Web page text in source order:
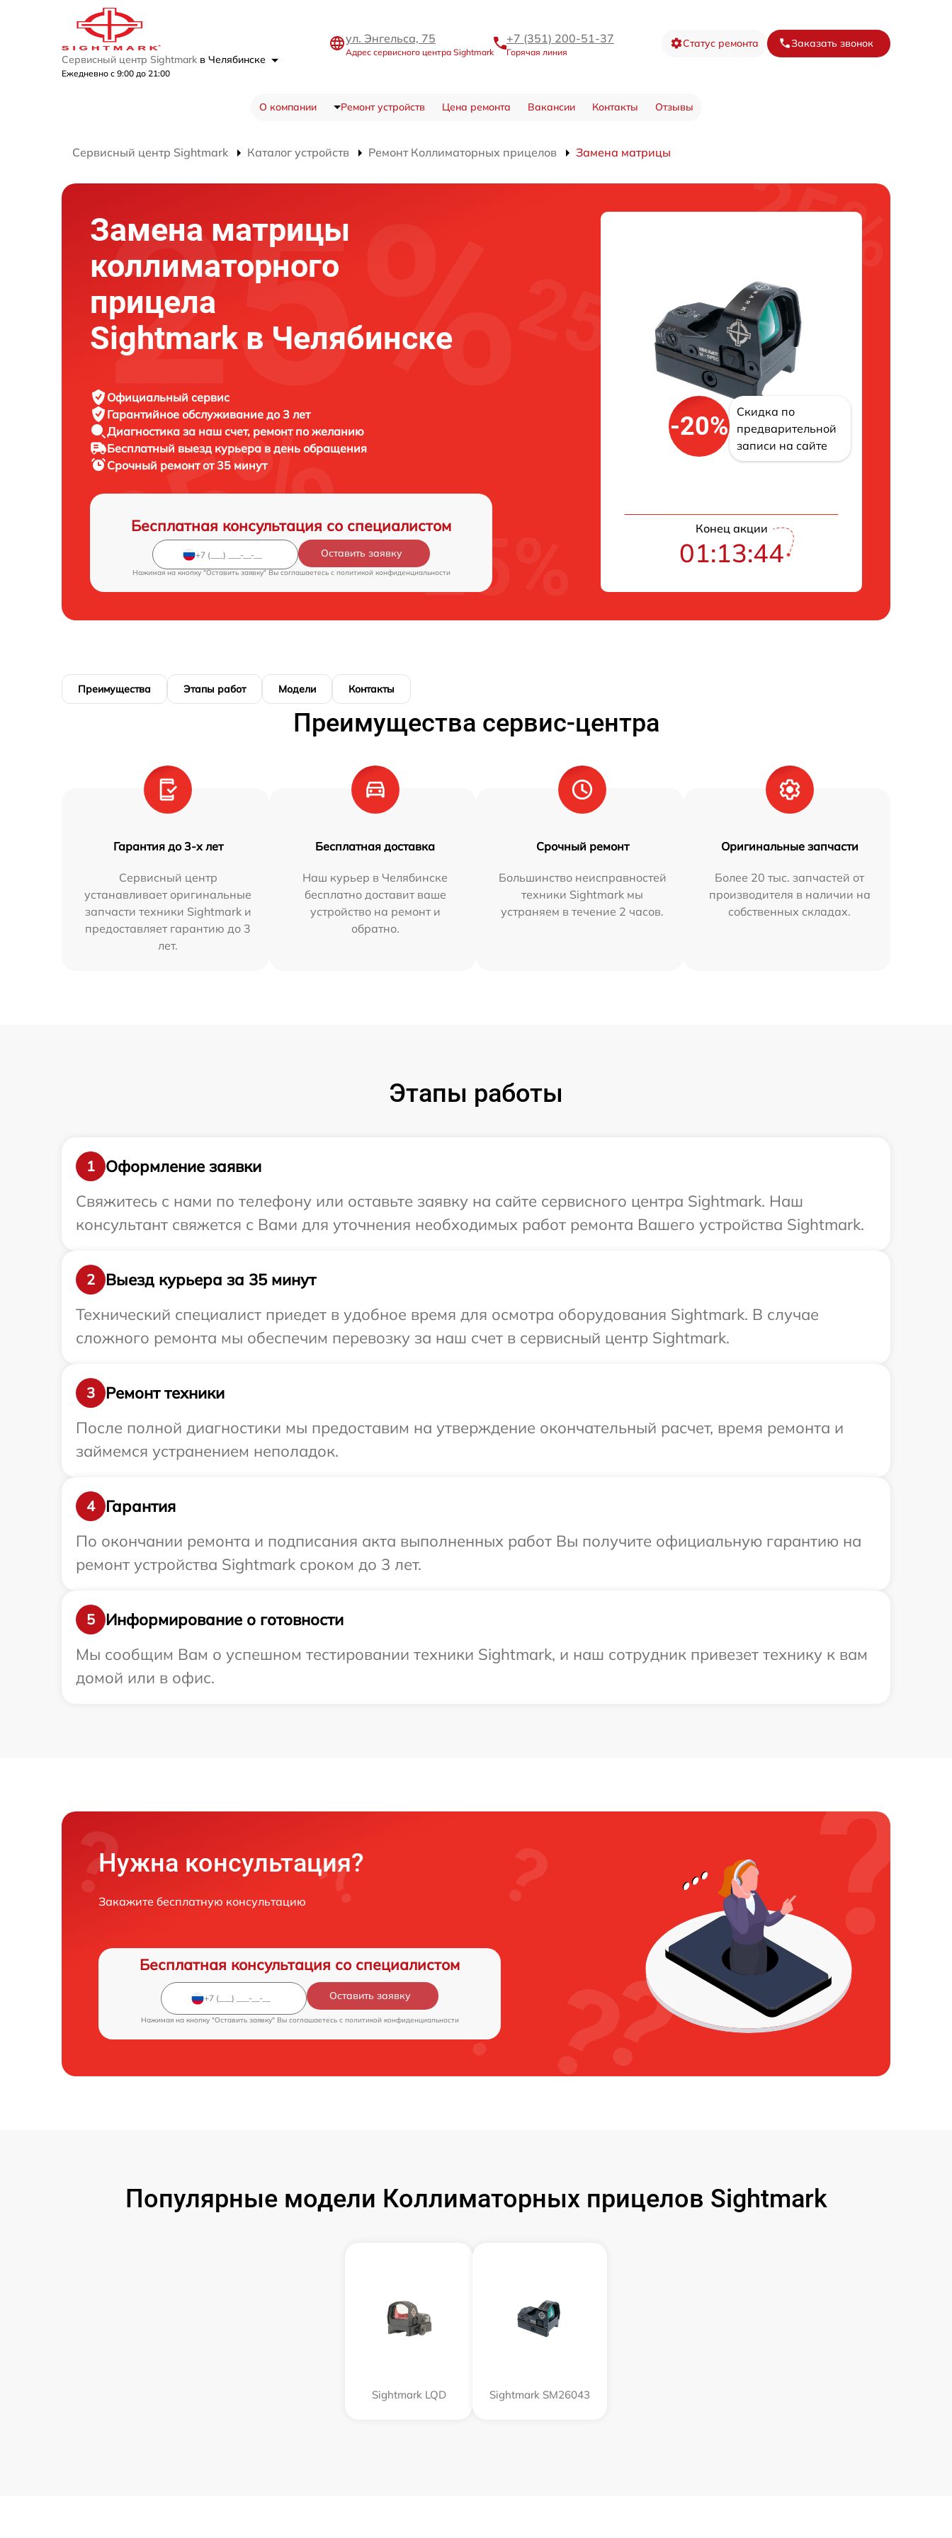
Сервисный центр Sightmark в Челябинске
Ежедневно с 9:00 до 21:00
ул. Энгельса, 75
Адрес сервисного центра Sightmark
+7 (351) 200-51-37
Горячая линия
Статус ремонта Заказать звонок
О компании Ремонт устройств Цена ремонта Вакансии Контакты Отзывы
Сервисный центр Sightmark Каталог устройств Ремонт Коллиматорных прицелов Замена матрицы
Замена матрицы
коллиматорного
прицела
Sightmark в Челябинске
Официальный сервис
Гарантийное обслуживание до 3 лет
Диагностика за наш счет, ремонт по желанию
Бесплатный выезд курьера в день обращения
Срочный ремонтот 35 минут
Бесплатная консультация со специалистом
Оставить заявку
Нажимая на кнопку "Оставить заявку" Вы соглашаетесь c политикой конфиденциальности
-20%
Скидка по
предварительной
записи на сайте
Конец акции
01:13:43
Преимущества Этапы работ Модели Контакты
Преимущества сервис-центра
Гарантия до 3-х лет
Сервисный центр
устанавливает оригинальные
запчасти техники Sightmark и
предоставляет гарантию до 3
лет.
Бесплатная доставка
Наш курьер в Челябинске
бесплатно доставит ваше
устройство на ремонт и
обратно.
Срочный ремонт
Большинство неисправностей
техники Sightmark мы
устраняем в течение 2 часов.
Оригинальные запчасти
Более 20 тыс. запчастей от
производителя в наличии на
собственных складах.
Этапы работы
1
Оформление заявки
Свяжитесь с нами по телефону или оставьте заявку на сайте сервисного центра Sightmark. Наш
консультант свяжется с Вами для уточнения необходимых работ ремонта Вашего устройства Sightmark.
2
Выезд курьера за 35 минут
Технический специалист приедет в удобное время для осмотра оборудования Sightmark. В случае
сложного ремонта мы обеспечим перевозку за наш счет в сервисный центр Sightmark.
3
Ремонт техники
После полной диагностики мы предоставим на утверждение окончательный расчет, время ремонта и
займемся устранением неполадок.
4
Гарантия
По окончании ремонта и подписания акта выполненных работ Вы получите официальную гарантию на
ремонт устройства Sightmark сроком до 3 лет.
5
Информирование о готовности
Мы сообщим Вам о успешном тестировании техники Sightmark, и наш сотрудник привезет технику к вам
домой или в офис.
Нужна консультация?
Закажите бесплатную консультацию
Бесплатная консультация со специалистом
Оставить заявку
Нажимая на кнопку "Оставить заявку" Вы соглашаетесь c политикой конфиденциальности
Популярные модели Коллиматорных прицелов Sightmark
Sightmark LQD Sightmark SM26043